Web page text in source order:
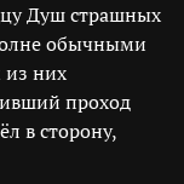
Душ страшных
обычными
них
проход
в сторону,